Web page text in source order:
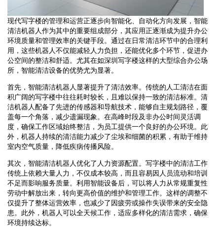
现代写字楼的管理和运营正逐步向智能化、自动化方向发展，智能
清洁机器人作为其中的重要组成部分，其应用正逐渐成为提升办公
环境质量和管理效率的关键手段。通过在日常清洁环节中的合理利
用，这些机器人不仅能减轻人力负担，还能优化多个环节，促进办
公空间的整洁和舒适。尤其在如深圳写字楼这样的大型综合办公场
所，智能清洁设备的优势尤为显著。
首先，智能清洁机器人显著提升了清洁效率。传统的人工清洁在面
积广阔的写字楼中往往耗时较长，且难以保持一致的清洁标准。清
洁机器人配备了先进的传感器和导航技术，能够自主规划路径，覆
盖每一个角落，减少遗漏现象。在高峰时段及非办公时间灵活调
度，确保工作区域始终整洁，为员工提供一个良好的办公环境。此
外，机器人持续的清洁能力减少了尘埃和细菌的积累，有助于维持
室内空气质量，降低疾病传播风险。
其次，智能清洁机器人优化了人力资源配置。写字楼中的清洁工作
传统上依赖大量人力，不仅成本较高，而且容易因人员流动和培训
不足而影响服务质量。利用智能设备后，可以将人力从常规重复性
劳动中解放出来，转向更高价值的维护和管理工作。这样的调整不
仅提升了整体运营效率，也减少了因疲劳或操作失误带来的安全隐
患。此外，机器人可以全天候工作，适应多样化的清洁需求，确保
环境持续达标。